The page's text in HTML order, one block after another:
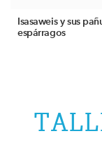
Isasaweis y sus
espárragos